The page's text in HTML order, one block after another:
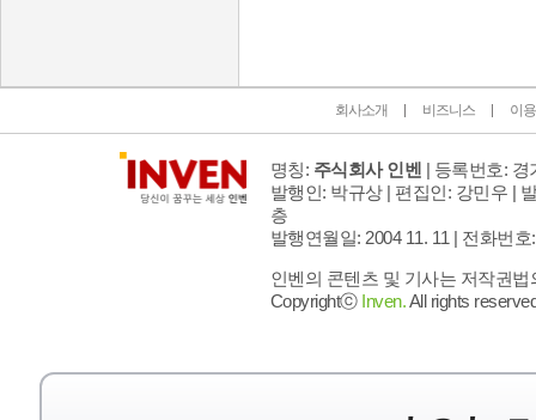
회사소개 비즈니스 이
명칭: 주식회사 인벤 | 등록번호: 경
발행인: 박규상 | 편집인: 강민우 |
층
발행연월일: 2004 11. 11 | 전화번호
인벤의 콘텐츠 및 기사는 저작권
Copyrightⓒ Inven.All rights